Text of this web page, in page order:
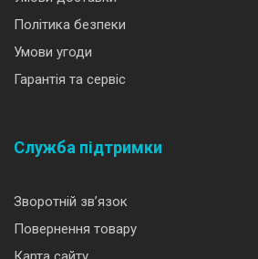
Політика безпеки
Умови угоди
Гарантія та сервіс
Служба підтримки
Зворотній зв’язок
Повернення товару